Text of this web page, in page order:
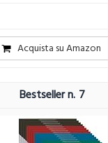
Acquista su Amazon
7